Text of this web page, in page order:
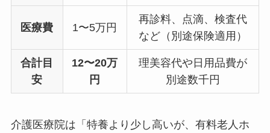
医療費 1〜5万円
再診料、点滴、検査代
など（別途保険適用）
合計目
安
12〜20万
円
理美容代や日用品費が
別途数千円
介護医療院は「特養より少し高いが、有料老人ホ